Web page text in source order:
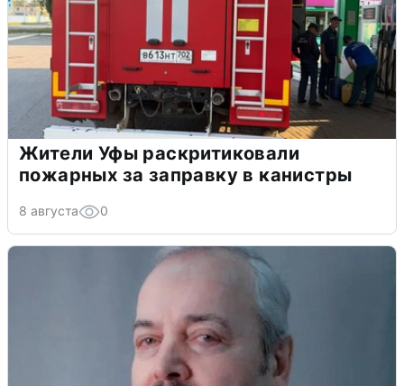
Жители Уфы раскритиковали
пожарных за заправку в канистры
8 августа 0